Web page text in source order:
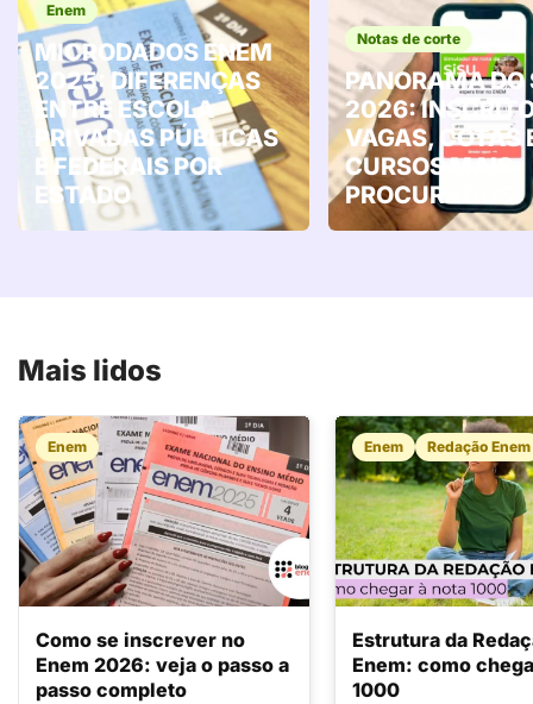
Enem
MICRODADOS ENEM
2025: DIFERENÇAS
ENTRE ESCOLA
PRIVADAS PÚBLICAS
E FEDERAIS POR
ESTADO
Notas de corte
PANORAMA DO
2026:
VAGAS, COTAS
CURSOS MAIS
PROCURADOS
Mais lidos
Enem
Como se inscrever no
Enem 2026: veja o passo a
passo completo
Enem Redação Enem
Estrutura da
Enem: como
1000